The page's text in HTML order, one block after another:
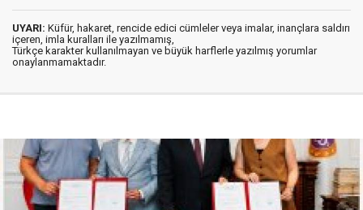
UYARI: Küfür, hakaret, rencide edici cümleler veya imalar, inançlara saldırı
içeren, imla kuralları ile yazılmamış,
Türkçe karakter kullanılmayan ve büyük harflerle yazılmış yorumlar
onaylanmamaktadır.